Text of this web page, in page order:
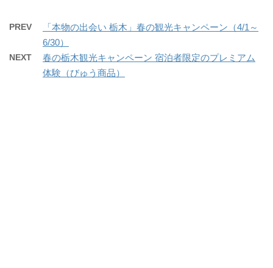
PREV
「本物の出会い 栃木」春の観光キャンペーン（4/1～
6/30）
NEXT
春の栃木観光キャンペーン 宿泊者限定のプレミアム
体験（びゅう商品）